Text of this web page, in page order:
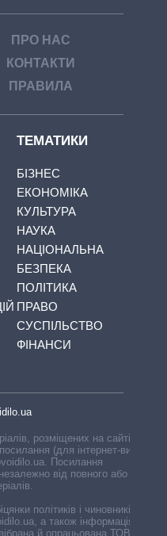
ПРО НАС
КОНТАКТИ
ПРАВИЛА
ТЕМАТИКИ
БІЗНЕС
ЕКОНОМІКА
КУЛЬТУРА
НАУКА
НАЦІОНАЛЬНА
БЕЗПЕКА
ПОЛІТИКА
ПРАВО
СУСПІЛЬСТВО
ФІНАНСИ
розміщених на сайті,
(для інтернет-видань
Посилання
від повного або
політиків і чиновників,
а також інформація про
й опрацьована ТОВ «ІА